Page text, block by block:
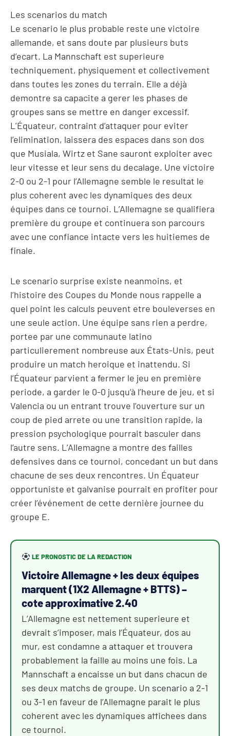
Les scenarios du match
Le scenario le plus probable reste une victoire
allemande, et sans doute par plusieurs buts
d’ecart. La Mannschaft est superieure
techniquement, physiquement et collectivement
dans toutes les zones du terrain. Elle a déjà
demontre sa capacite a gerer les phases de
groupes sans se mettre en danger excessif.
L’Équateur, contraint d’attaquer pour eviter
l’elimination, laissera des espaces dans son dos
que Musiala, Wirtz et Sane sauront exploiter avec
leur vitesse et leur sens du decalage. Une victoire
2-0 ou 2-1 pour l’Allemagne semble le resultat le
plus coherent avec les dynamiques des deux
équipes dans ce tournoi. L’Allemagne se qualifiera
première du groupe et continuera son parcours
avec une confiance intacte vers les huitiemes de
finale.
Le scenario surprise existe neanmoins, et
l’histoire des Coupes du Monde nous rappelle a
quel point les calculs peuvent etre bouleverses en
une seule action. Une équipe sans rien a perdre,
portee par une communaute latino
particulierement nombreuse aux États-Unis, peut
produire un match heroique et inattendu. Si
l’Équateur parvient a fermer le jeu en première
periode, a garder le 0-0 jusqu’à l’heure de jeu, et si
Valencia ou un entrant trouve l’ouverture sur un
coup de pied arrete ou une transition rapide, la
pression psychologique pourrait basculer dans
l’autre sens. L’Allemagne a montre des failles
defensives dans ce tournoi, concedant un but dans
chacune de ses deux rencontres. Un Équateur
opportuniste et galvanise pourrait en profiter pour
créer l’événement de cette dernière journee du
groupe E.
LE PRONOSTIC DE LA REDACTION
Victoire Allemagne + les deux équipes
marquent (1X2 Allemagne + BTTS) –
cote approximative 2.40
L’Allemagne est nettement superieure et
devrait s’imposer, mais l’Équateur, dos au
mur, est condamne a attaquer et trouvera
probablement la faille au moins une fois. La
Mannschaft a encaisse un but dans chacun de
ses deux matchs de groupe. Un scenario a 2-1
ou 3-1 en faveur de l’Allemagne parait le plus
coherent avec les dynamiques affichees dans
ce tournoi.